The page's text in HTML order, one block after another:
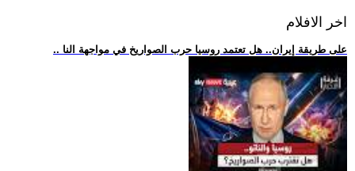
اخر الافلام
.. على طريقة إيران.. هل تعتمد روسيا حرب الصواريخ في مواجهة النا